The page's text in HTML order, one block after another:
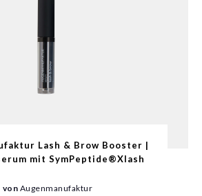
Lash & Brow Booster |
mit SymPeptide®Xlash
von Augenmanufaktur